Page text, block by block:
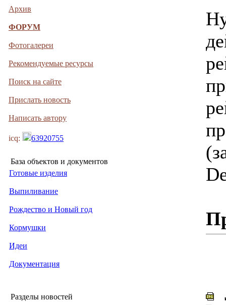
Архив
ФОРУМ
Фотогалереи
Рекомендуемые ресурсы
Поиск на сайте
Прислать новость
Написать автору
icq: 63920755
База объектов и документов
Готовые изделия
Выпиливание
Рождество и Новый год
Кормушки
Идеи
Документация
Разделы новостей